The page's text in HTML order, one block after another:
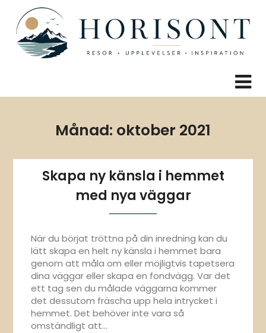
content
Månad: oktober 2021
Skapa ny känsla i hemmet
med nya väggar
När du börjat tröttna på din inredning kan du
lätt skapa en helt ny känsla i hemmet bara
genom att måla om eller möjligtvis tapetsera
dina väggar eller skapa en fondvägg. Var det
ett tag sen du målade väggarna kommer
det dessutom fräscha upp hela intrycket i
hemmet. Det behöver inte vara så
omständligt att…